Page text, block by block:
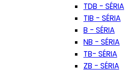
TDB - SÉRIA
TIB - SÉRIA
B - SÉRIA
NB - SÉRIA
TB- SÉRIA
ZB - SÉRIA